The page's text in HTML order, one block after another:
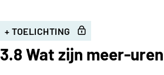
3.8 Wat zijn meer-uren
+ TOELICHTING